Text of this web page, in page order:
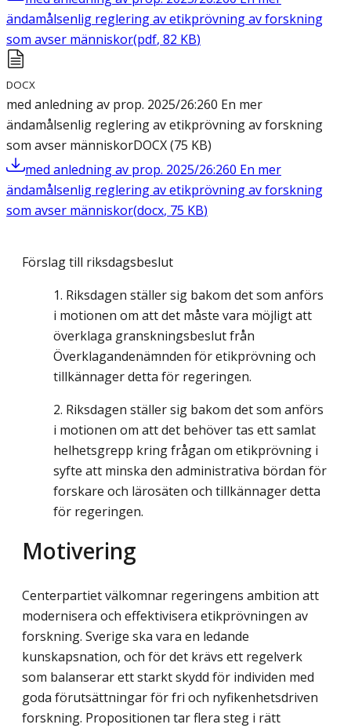
ändamålsenlig reglering av etikprövning av forskning
som avser människor(pdf, 82 KB)
DOCX
med anledning av prop. 2025/26:260 En mer
ändamålsenlig reglering av etikprövning av forskning
som avser människorDOCX(75 KB)
med anledning av prop. 2025/26:260 En mer
ändamålsenlig reglering av etikprövning av forskning
som avser människor(docx, 75 KB)
Förslag till riksdagsbeslut
Riksdagen ställer sig bakom det som anförs
i motionen om att det måste vara möjligt att
överklaga granskningsbeslut från
Överklagandenämnden för etikprövning och
tillkännager detta för regeringen.
Riksdagen ställer sig bakom det som anförs
i motionen om att det behöver tas ett samlat
helhetsgrepp kring frågan om etikprövning i
syfte att minska den administrativa bördan för
forskare och lärosäten och tillkännager detta
för regeringen.
Motivering
Centerpartiet välkomnar regeringens ambition att
modernisera och effektivisera etik­prövningen av
forskning. Sverige ska vara en ledande
kunskapsnation, och för det krävs ett regelverk
som balanserar ett starkt skydd för individen med
goda förutsättningar för fri och nyfikenhetsdriven
forskning. Propositionen tar flera steg i rätt